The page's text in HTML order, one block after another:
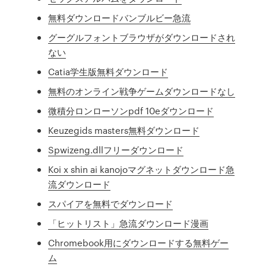
無料ダウンロードバンブルビー急流
グーグルフォントブラウザがダウンロードされ
ない
Catia学生版無料ダウンロード
無料のオンライン戦争ゲームダウンロードなし
微積分ロンローソンpdf 10eダウンロード
Keuzegids masters無料ダウンロード
Spwizeng.dllフリーダウンロード
Koi x shin ai kanojoマグネットダウンロード急
流ダウンロード
スパイアを無料でダウンロード
「ヒットリスト」急流ダウンロード漫画
Chromebook用にダウンロードする無料ゲー
ム